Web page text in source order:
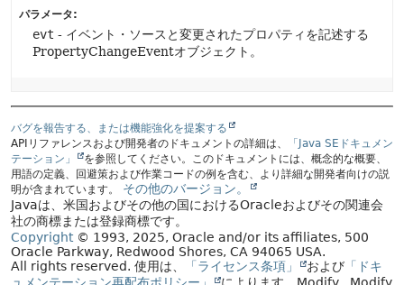
パラメータ:
evt - イベント・ソースと変更されたプロパティを記述する
PropertyChangeEventオブジェクト。
バグを報告する、または機能強化を提案する
APIリファレンスおよび開発者のドキュメントの詳細は、
「Java SEドキュメン
テーション」
を参照してください。このドキュメントには、概念的な概要、
用語の定義、回避策および作業コードの例を含む、より詳細な開発者向けの説
明が含まれています。
その他のバージョン。
Javaは、米国およびその他の国におけるOracleおよびその関連会
社の商標または登録商標です。
Copyright© 1993, 2025, Oracle and/or its affiliates, 500
Oracle Parkway, Redwood Shores, CA 94065 USA.
All rights reserved. 使用は、 「ライセンス条項」 および 「ドキ